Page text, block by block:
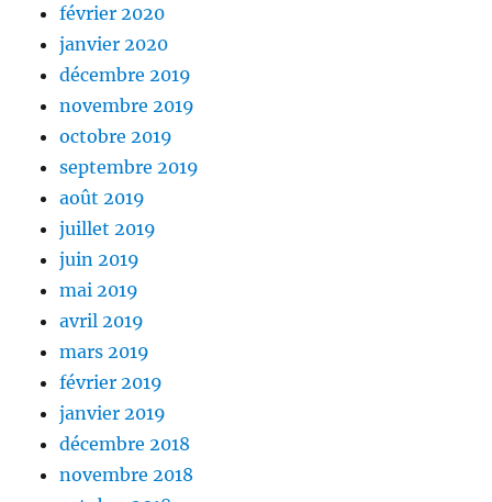
février 2020
janvier 2020
décembre 2019
novembre 2019
octobre 2019
septembre 2019
août 2019
juillet 2019
juin 2019
mai 2019
avril 2019
mars 2019
février 2019
janvier 2019
décembre 2018
novembre 2018